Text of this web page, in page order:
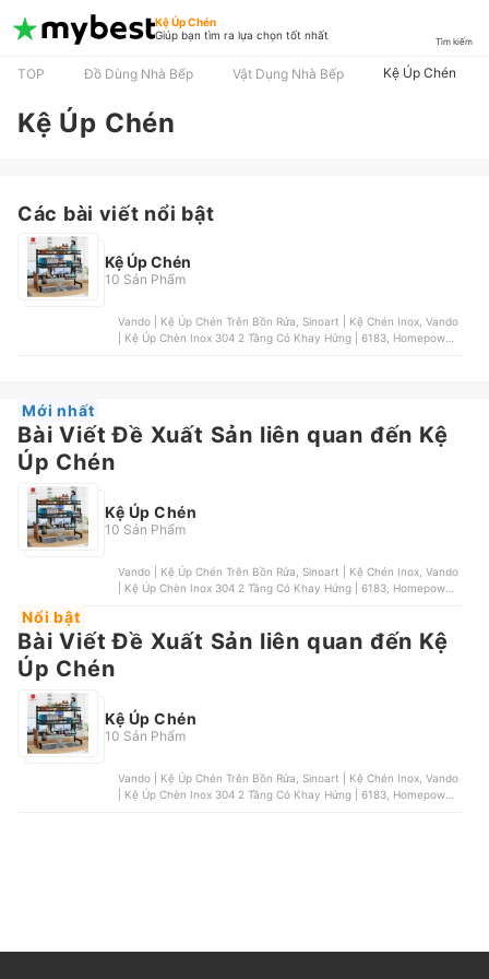
Kệ Úp Chén
Giúp bạn tìm ra lựa chọn tốt nhất
Tìm kiếm
TOP Đồ Dùng Nhà Bếp Vật Dụng Nhà Bếp Kệ Úp Chén
Kệ Úp Chén
Các bài viết nổi bật
Kệ Úp Chén
10 Sản Phẩm
Vando | Kệ Úp Chén Trên Bồn Rửa, Sinoart | Kệ Chén Inox, Vando
| Kệ Úp Chèn Inox 304 2 Tầng Có Khay Hứng | 6183, Homepower |
Mới nhất
Bài Viết Đề Xuất Sản liên quan đến Kệ
Úp Chén
Kệ Úp Chén
10 Sản Phẩm
Vando | Kệ Úp Chén Trên Bồn Rửa, Sinoart | Kệ Chén Inox, Vando
| Kệ Úp Chèn Inox 304 2 Tầng Có Khay Hứng | 6183, Homepower |
Nổi bật
Bài Viết Đề Xuất Sản liên quan đến Kệ
Úp Chén
Kệ Úp Chén
10 Sản Phẩm
Vando | Kệ Úp Chén Trên Bồn Rửa, Sinoart | Kệ Chén Inox, Vando
| Kệ Úp Chèn Inox 304 2 Tầng Có Khay Hứng | 6183, Homepower |